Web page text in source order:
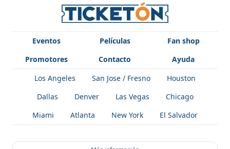
Eventos Películas
Fan shop
Promotores
Contacto
Ayuda
Los Angeles
San Jose / Fresno
Houston
Dallas
Denver Las Vegas
Chicago
Miami
Atlanta New York El Salvador